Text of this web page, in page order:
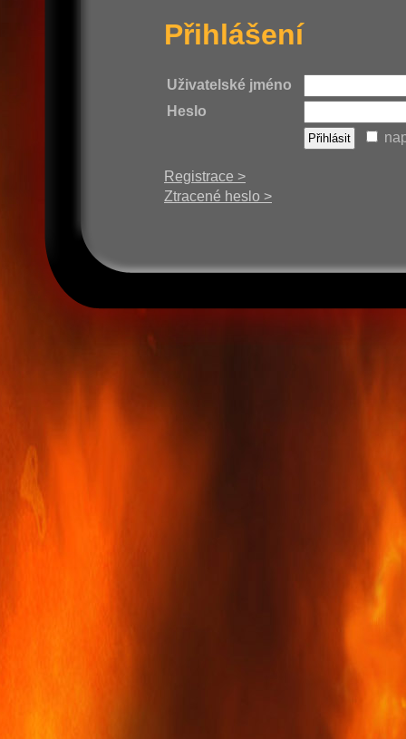
Přihlášení
Uživatelské jméno
Heslo
Registrace >
Ztracené heslo >